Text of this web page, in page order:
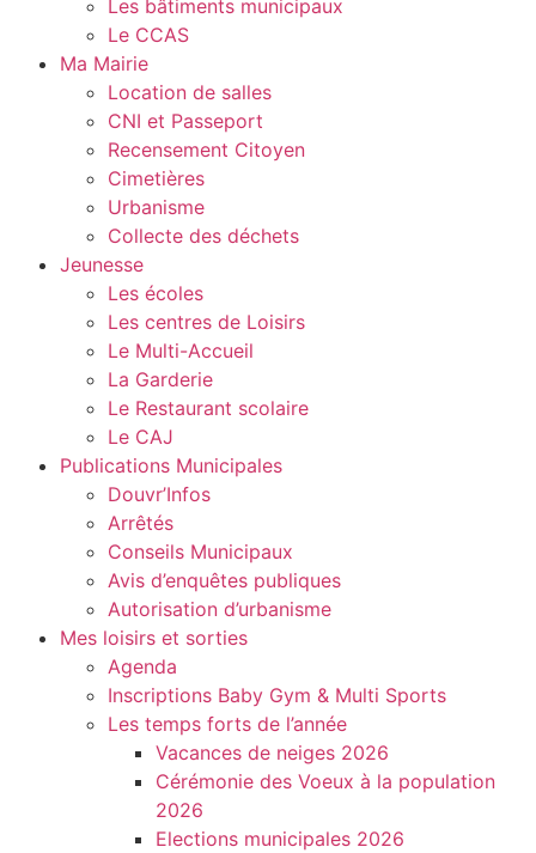
Les bâtiments municipaux
Le CCAS
Ma Mairie
Location de salles
CNI et Passeport
Recensement Citoyen
Cimetières
Urbanisme
Collecte des déchets
Jeunesse
Les écoles
Les centres de Loisirs
Le Multi-Accueil
La Garderie
Le Restaurant scolaire
Le CAJ
Publications Municipales
Douvr’Infos
Arrêtés
Conseils Municipaux
Avis d’enquêtes publiques
Autorisation d’urbanisme
Mes loisirs et sorties
Agenda
Inscriptions Baby Gym & Multi Sports
Les temps forts de l’année
Vacances de neiges 2026
Cérémonie des Voeux à la population
2026
Elections municipales 2026